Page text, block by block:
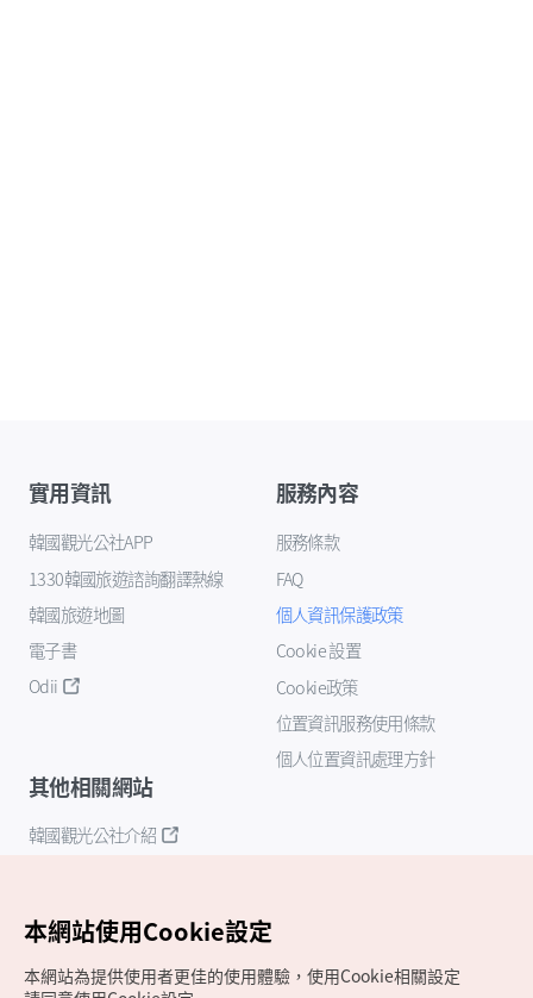
實用資訊
韓國觀光公社APP
1330韓國旅遊諮詢翻譯熱線
韓國旅遊地圖
電子書
Odii
服務內容
服務條款
FAQ
個人資訊保護政策
Cookie 設置
Cookie政策
位置資訊服務使用條款
個人位置資訊處理方針
其他相關網站
韓國觀光公社介紹
本網站使用Cookie設定
本網站為提供使用者更佳的使用體驗，使用Cookie相關設定